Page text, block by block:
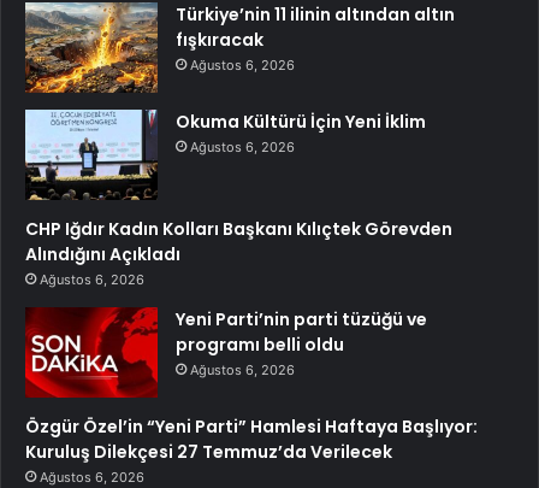
Türkiye’nin 11 ilinin altından altın
fışkıracak
Ağustos 6, 2026
Okuma Kültürü İçin Yeni İklim
Ağustos 6, 2026
CHP Iğdır Kadın Kolları Başkanı Kılıçtek Görevden
Alındığını Açıkladı
Ağustos 6, 2026
Yeni Parti’nin parti tüzüğü ve
programı belli oldu
Ağustos 6, 2026
Özgür Özel’in “Yeni Parti” Hamlesi Haftaya Başlıyor:
Kuruluş Dilekçesi 27 Temmuz’da Verilecek
Ağustos 6, 2026